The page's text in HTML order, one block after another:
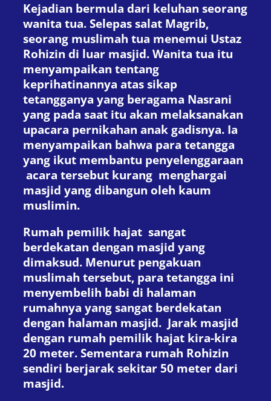
Kejadian bermula dari keluhan seorang
wanita tua. Selepas salat Magrib,
seorang muslimah tua menemui Ustaz
Rohizin di luar masjid. Wanita tua itu
menyampaikan tentang
keprihatinannya atas sikap
tetangganya yang beragama Nasrani
yang pada saat itu akan melaksanakan
upacara pernikahan anak gadisnya. Ia
menyampaikan bahwa para tetangga
yang ikut membantu penyelenggaraan
acara tersebut kurang menghargai
masjid yang dibangun oleh kaum
muslimin.
Rumah pemilik hajat sangat
berdekatan dengan masjid yang
dimaksud. Menurut pengakuan
muslimah tersebut, para tetangga ini
menyembelih babi di halaman
rumahnya yang sangat berdekatan
dengan halaman masjid. Jarak masjid
dengan rumah pemilik hajat kira-kira
20 meter. Sementara rumah Rohizin
sendiri berjarak sekitar 50 meter dari
masjid.